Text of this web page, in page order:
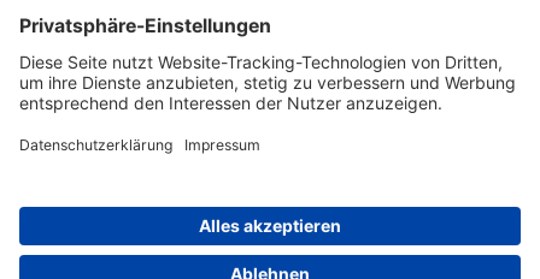
© 2025 Zander Digital Services Deutschland GmbH